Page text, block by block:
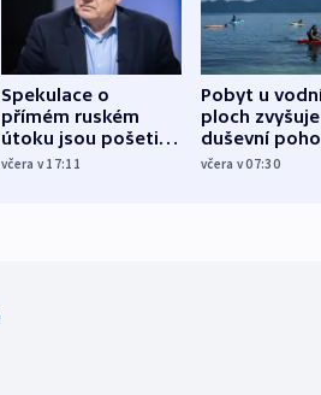
Spekulace o
přímém ruském
útoku jsou pošetilé,
míní estonský
včera v 17:11
Pobyt u
ploch zvyšuje
duševní
ukázala
včera v 07:30